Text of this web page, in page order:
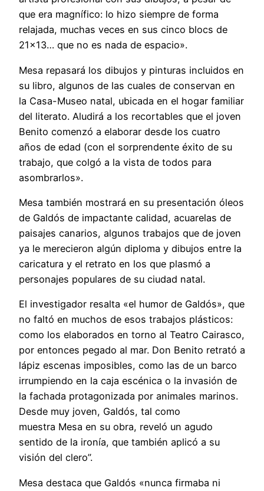
que era magnífico: lo hizo siempre de forma
relajada, muchas veces en sus cinco blocs de
21×13… que no es nada de espacio».
Mesa repasará los dibujos y pinturas incluidos en
su libro, algunos de las cuales de conservan en
la Casa-Museo natal, ubicada en el hogar familiar
del literato. Aludirá a los recortables que el joven
Benito comenzó a elaborar desde los cuatro
años de edad (con el sorprendente éxito de su
trabajo, que colgó a la vista de todos para
asombrarlos».
Mesa también mostrará en su presentación óleos
de Galdós de impactante calidad, acuarelas de
paisajes canarios, algunos trabajos que de joven
ya le merecieron algún diploma y dibujos entre la
caricatura y el retrato en los que plasmó a
personajes populares de su ciudad natal.
El investigador resalta «el humor de Galdós», que
no faltó en muchos de esos trabajos plásticos:
como los elaborados en torno al Teatro Cairasco,
por entonces pegado al mar. Don Benito retrató a
lápiz escenas imposibles, como las de un barco
irrumpiendo en la caja escénica o la invasión de
la fachada protagonizada por animales marinos.
Desde muy joven, Galdós, tal como
muestra Mesa en su obra, reveló un agudo
sentido de la ironía, que también aplicó a su
visión del clero”.
Mesa destaca que Galdós «nunca firmaba ni